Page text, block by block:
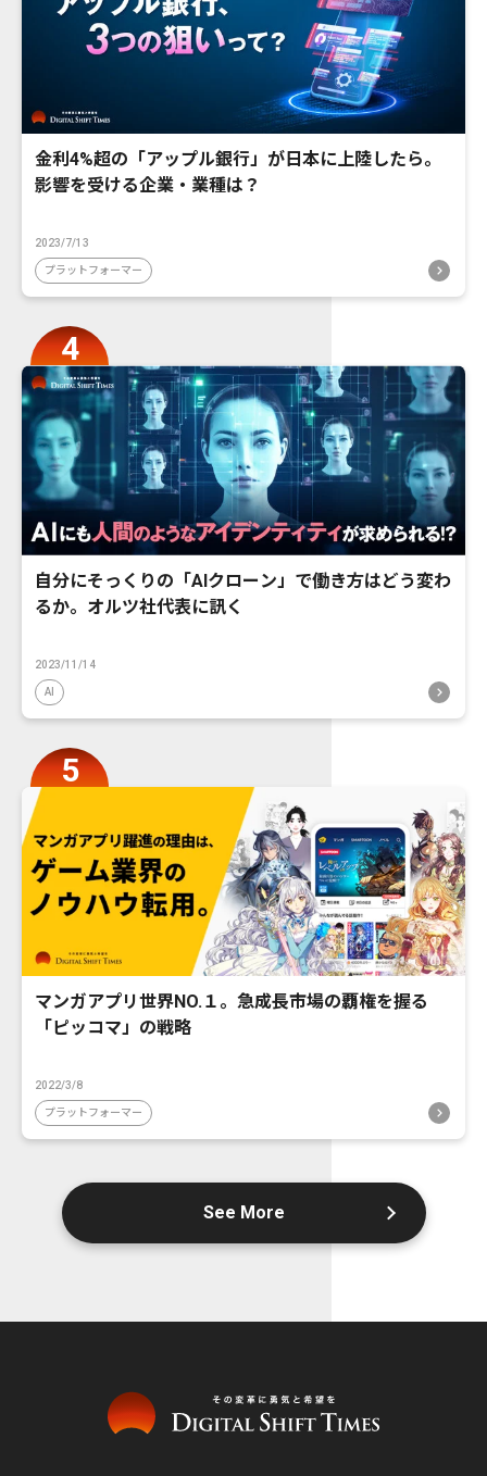
金利4%超の「アップル銀行」が日本に上陸したら。
影響を受ける企業・業種は？
2023/7/13
プラットフォーマー
自分にそっくりの「AIクローン」で働き方はどう変わ
るか。オルツ社代表に訊く
2023/11/14
AI
マンガアプリ世界NO.１。急成長市場の覇権を握る
「ピッコマ」の戦略
2022/3/8
プラットフォーマー
See More